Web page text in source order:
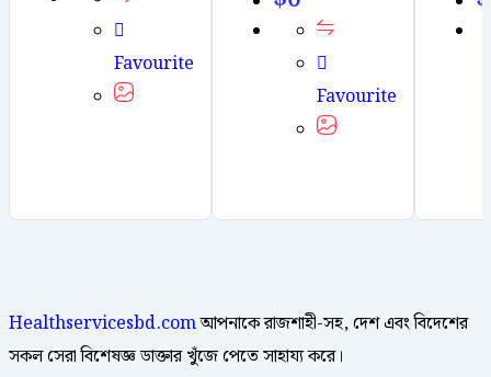
Favourite
Favourite
Healthservicesbd.comআপনাকে রাজশাহী-সহ, দেশ এবং বিদেশের
সকল সেরা বিশেষজ্ঞ ডাক্তার খুঁজে পেতে সাহায্য করে।